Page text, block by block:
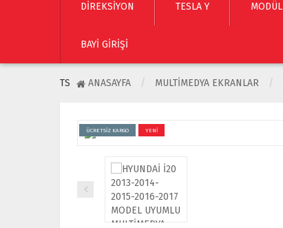
DİREKSİYON TESLA Y MODÜL
BAYI GIRIŞI
TS ANASAYFA MULTIMEDYA EKRANLAR
ÜCRETSİZ KARGO YENİ